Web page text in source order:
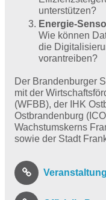
unterstützen?
Energie-
Wie können
die
vorantreiben?
Der Brandenburger
mit der
(WFBB), der IHK
Ostbrandenburg
Wachstumskerns
sowie der Stadt